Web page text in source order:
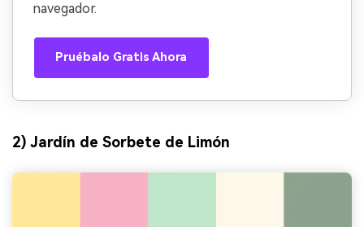
navegador.
Pruébalo Gratis Ahora
2) Jardín de Sorbete de Limón